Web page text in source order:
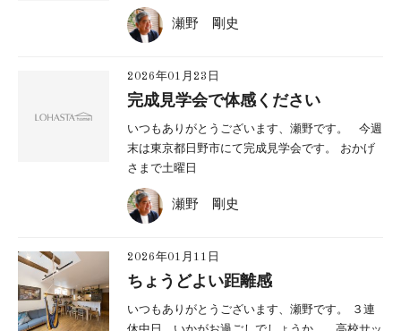
瀬野 剛史
2026年01月23日
完成見学会で体感ください
いつもありがとうございます、瀬野です。 今週
末は東京都日野市にて完成見学会です。 おかげ
さまで土曜日
瀬野 剛史
2026年01月11日
ちょうどよい距離感
いつもありがとうございます、瀬野です。 ３連